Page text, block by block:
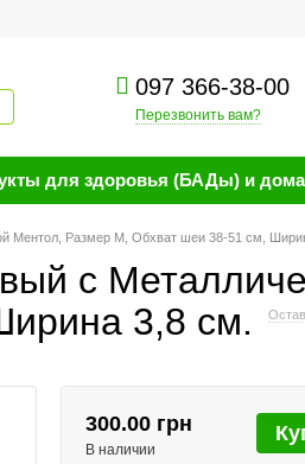
097 366-38-00
Перезвонить вам?
для здоровья (БАДы) и дома
Ментол, Размер M, Обхват шеи 38-51 см,
c
3,8 см.
300.00 грн
В наличии